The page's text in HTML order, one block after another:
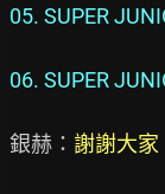
05. SUPER
06. SUPER
銀赫： 謝謝大家